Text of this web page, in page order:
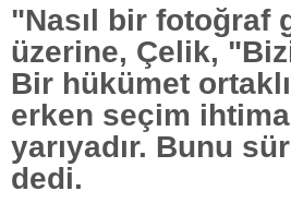
"Nasıl bir fotoğraf
üzerine, Çelik,
Bir hükümet
erken seçim
yarıyadır. Bunu
dedi.